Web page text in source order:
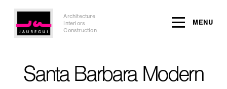
Architecture
Interiors
Construction
MENU
Santa Barbara Modern